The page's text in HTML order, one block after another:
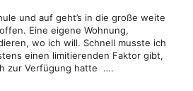
und auf geht’s in die große weite
Eine eigene Wohnung,
wo ich will. Schnell musste ich
einen limitierenden Faktor gibt,
zur Verfügung hatte ….